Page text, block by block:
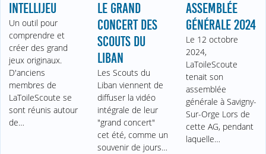
INTELLIJEU
Un outil pour
comprendre et
créer des grand
jeux originaux.
D'anciens
membres de
LaToileScoute se
sont réunis autour
de…
LE GRAND
CONCERT DES
SCOUTS DU
LIBAN
Les Scouts du
Liban viennent de
diffuser la vidéo
intégrale de leur
"grand concert"
cet été, comme un
souvenir de jours…
ASSEMBLÉE
GÉNÉRALE 2024
Le 12 octobre
2024,
LaToileScoute
tenait son
assemblée
générale à Savigny-
Sur-Orge Lors de
cette AG, pendant
laquelle…